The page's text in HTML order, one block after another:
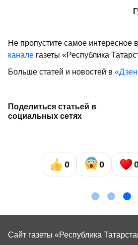
Не пропустите самое интересное в
канале газеты «Республика
Больше статей и новостей в
Поделиться статьей в
социальных сетях
0 0
Сайт газеты «Республика